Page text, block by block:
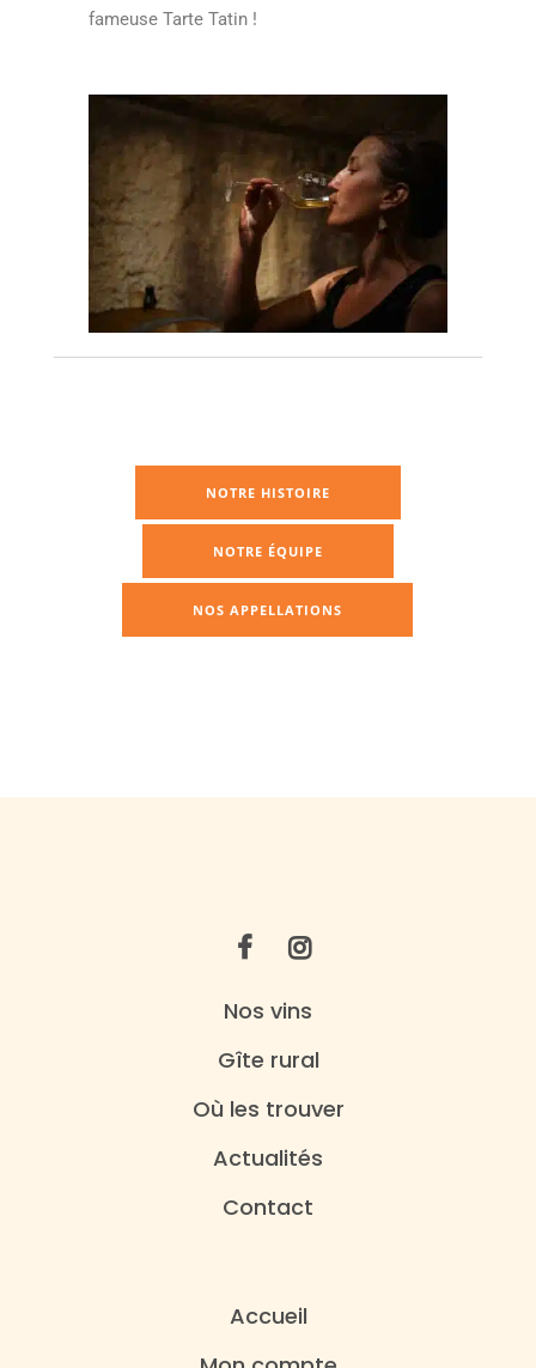
fameuse Tarte Tatin !
NOTRE HISTOIRE
NOTRE ÉQUIPE
NOS APPELLATIONS
Nos vins
Gîte rural
Où les trouver
Actualités
Contact
Accueil